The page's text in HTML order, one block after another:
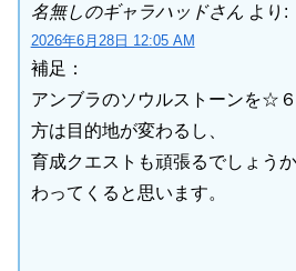
名無しのギャラハッドさん より:
2026年6月28日 12:05 AM
補足：
アンブラのソウルストーンを☆
方は目的地が変わるし、
育成クエストも頑張るでしょう
わってくると思います。